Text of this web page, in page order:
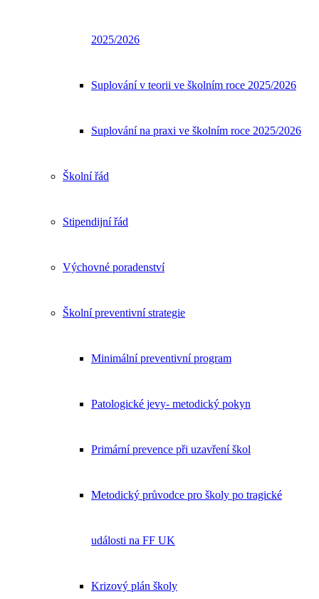
2025/2026
Suplování v teorii ve školním roce 2025/2026
Suplování na praxi ve školním roce 2025/2026
Školní řád
Stipendijní řád
Výchovné poradenství
Školní preventivní strategie
Minimální preventivní program
Patologické jevy- metodický pokyn
Primární prevence při uzavření škol
Metodický průvodce pro školy po tragické
události na FF UK
Krizový plán školy